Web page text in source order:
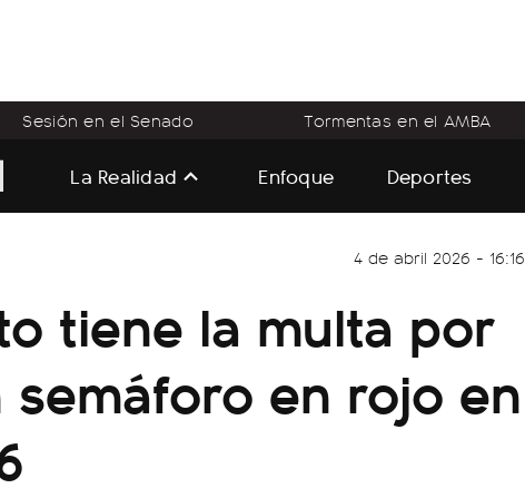
Sesión en el Senado Tormentas en el AMBA
La Realidad Enfoque Deportes
4 de abril 2026 - 16:16
tiene la multa por
semáforo en rojo en